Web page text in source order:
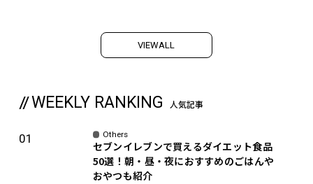
VIEWALL
WEEKLY RANKING 人気記事
Others
セブンイレブンで買えるダイエット食品
50選！朝・昼・夜におすすめのごはんや
おやつも紹介